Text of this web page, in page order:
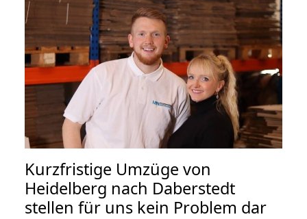
Kurzfristige Umzüge von
Heidelberg nach Daberstedt
stellen für uns kein Problem dar